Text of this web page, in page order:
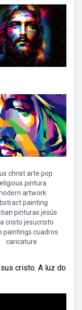
christ arte pop
pintura
artwork
painting
pinturas jesús
cristo jesucristo
paintings cuadros
caricature
cristo. A luz do